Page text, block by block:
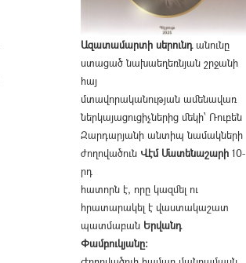
Ազատամարտի սերունդանունը
ստացած նախաեղեռնյան շրջանի
հայ
մտավորականության ամենավառ
ներկայացուցիչներից մեկի՝ Ռուբեն
Զարդարյանի անտիպ նամակների
ժողովածուն Վէմ Մատենաշարի 10-
րդ
հատորն է, որը կազմել ու
հրատարակել է վաստակաշատ
պատմաբան Երվանդ
Փամբուկյանը։